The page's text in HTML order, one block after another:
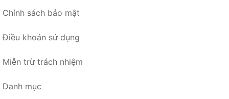
Chính sách bảo mật
Điều khoản sử dụng
Miễn trừ trách nhiệm
Danh mục